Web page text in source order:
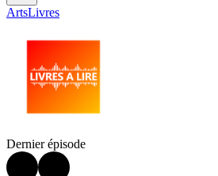
ArtsLivres
Dernier épisode